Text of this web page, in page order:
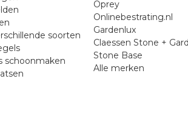
soorten
schoonmaken
Oprey
Onlinebestrating.nl
Gardenlux
Claessen Stone +
Stone Base
Alle merken